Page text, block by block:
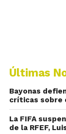
Últimas
Bayonas
críticas sobre
La FIFA
de la RFEF,